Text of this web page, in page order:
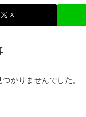
X
かりませんでした。